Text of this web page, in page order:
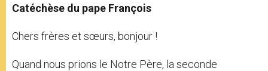
Catéchèse du pape François
Chers frères et sœurs, bonjour !
Quand nous prions le Notre Père, la seconde